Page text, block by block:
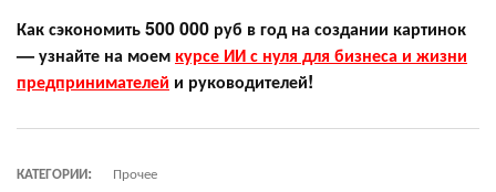
Как сэкономить 500 000 руб в год на создании картинок
— узнайте на моемкурсе ИИ с нуля для бизнеса и жизни
предпринимателей и руководителей!
КАТЕГОРИИ:
Прочее